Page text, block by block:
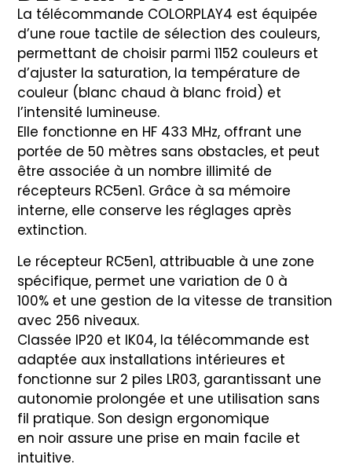
La télécommande COLORPLAY4 est équipée
d’une roue tactile de sélection des couleurs,
permettant de choisir parmi 1152 couleurs et
d’ajuster la saturation, la température de
couleur (blanc chaud à blanc froid) et
l’intensité lumineuse.
Elle fonctionne en HF 433 MHz, offrant une
portée de 50 mètres sans obstacles, et peut
être associée à un nombre illimité de
récepteurs RC5en1. Grâce à sa mémoire
interne, elle conserve les réglages après
extinction.
Le récepteur RC5en1, attribuable à une zone
spécifique, permet une variation de 0 à
100% et une gestion de la vitesse de transition
avec 256 niveaux.
Classée IP20 et IK04, la télécommande est
adaptée aux installations intérieures et
fonctionne sur 2 piles LR03, garantissant une
autonomie prolongée et une utilisation sans
fil pratique. Son design ergonomique
en noir assure une prise en main facile et
intuitive.